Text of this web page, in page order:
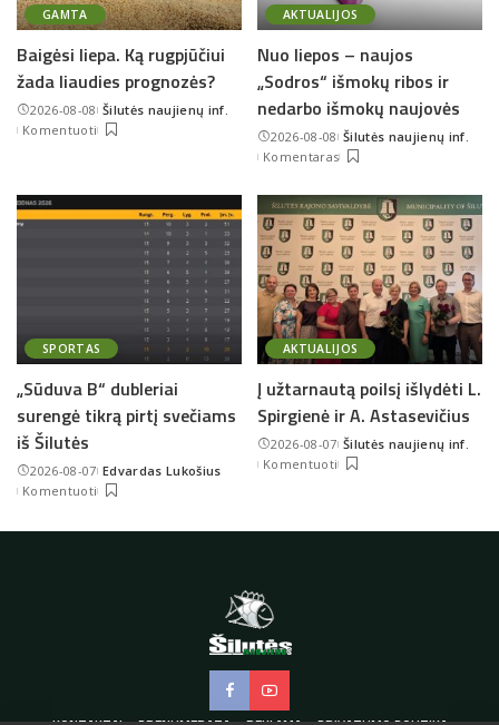
GAMTA
Baigėsi liepa. Ką rugpjūčiui
žada liaudies prognozės?
2026-08-08Posted
by
Šilutės naujienų inf.
Komentuoti
AKTUALIJOS
Nuo liepos – naujos
„Sodros“ išmokų ribos ir
nedarbo išmokų naujovės
2026-08-08Posted
by
Šilutės naujienų inf.
Komentaras
SPORTAS
„Sūduva B“ dubleriai
surengė tikrą pirtį svečiams
iš Šilutės
2026-08-07Posted
by
Edvardas Lukošius
Komentuoti
AKTUALIJOS
Į užtarnautą poilsį išlydėti L.
Spirgienė ir A. Astasevičius
2026-08-07Posted
by
Šilutės naujienų inf.
Komentuoti